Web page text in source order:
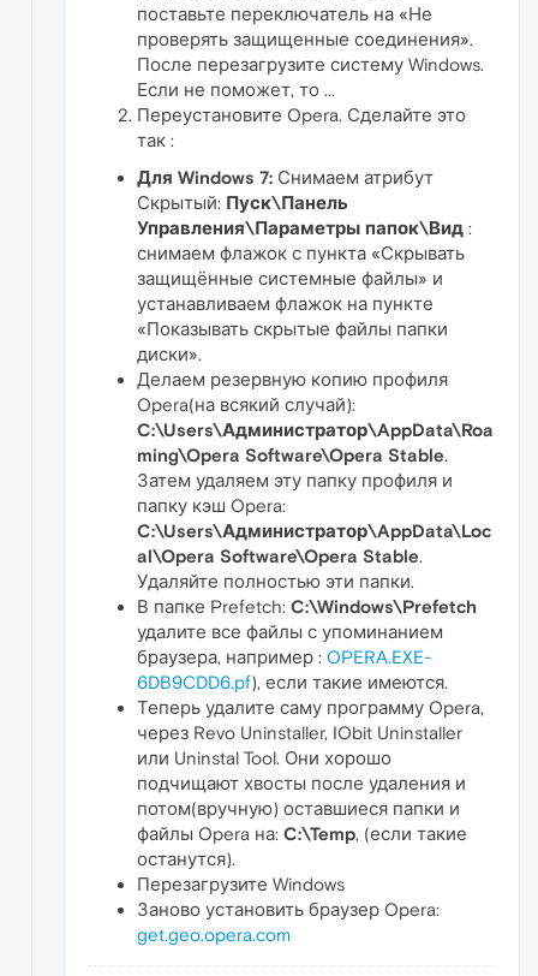
поставьте переключатель на «Не
проверять защищенные соединения».
После перезагрузите систему Windows.
Если не поможет, то ...
Переустановите Opera. Сделайте это
так :
Для Windows 7: Снимаем атрибут
Скрытый: Пуск\Панель
Управления\Параметры папок\Вид :
снимаем флажок с пункта «Скрывать
защищённые системные файлы» и
устанавливаем флажок на пункте
«Показывать скрытые файлы папки
диски».
Делаем резервную копию профиля
Opera(на всякий случай):
C:\Users\Администратор\AppData\Roa
ming\Opera Software\Opera Stable.
Затем удаляем эту папку профиля и
папку кэш Opera:
C:\Users\Администратор\AppData\Loc
al\Opera Software\Opera Stable.
Удаляйте полностью эти папки.
В папке Prefetch: C:\Windows\Prefetch
удалите все файлы с упоминанием
браузера, например : OPERA.EXE-
6DB9CDD6.pf), если такие имеются.
Теперь удалите саму программу Opera,
через Revo Uninstaller, IObit Uninstaller
или Uninstal Tool. Они хорошо
подчищают хвосты после удаления и
потом(вручную) оставшиеся папки и
файлы Opera на: C:\Temp, (если такие
останутся).
Перезагрузите Windows
Заново установить браузер Opera:
get.geo.opera.com